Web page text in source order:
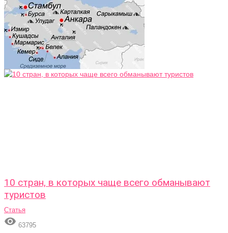
10 стран, в которых чаще всего обманывают
туристов
Статья
 63795